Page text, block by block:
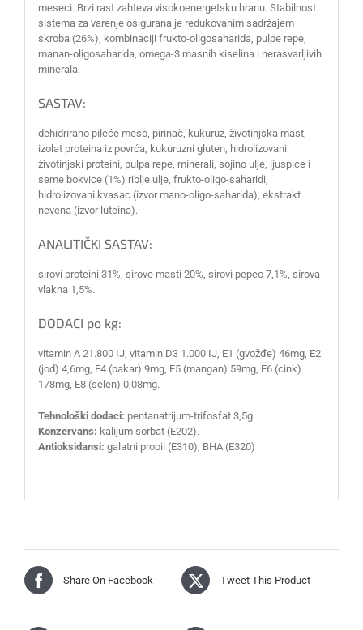
meseci. Brzi rast zahteva visokoenergetsku hranu. Stabilnost
sistema za varenje osigurana je redukovanim sadržajem
skroba (26%), kombinaciji frukto-oligosaharida, pulpe repe,
manan-oligosaharida, omega-3 masnih kiselina i nerasvarljivih
minerala.
SASTAV:
dehidrirano pileće meso, pirinač, kukuruz, životinjska mast,
izolat proteina iz povrća, kukuruzni gluten, hidrolizovani
životinjski proteini, pulpa repe, minerali, sojino ulje, ljuspice i
seme bokvice (1%) riblje ulje, frukto-oligo-saharidi,
hidrolizovani kvasac (izvor mano-oligo-saharida), ekstrakt
nevena (izvor luteina).
ANALITIČKI SASTAV:
sirovi proteini 31%, sirove masti 20%, sirovi pepeo 7,1%, sirova
vlakna 1,5%.
DODACI po kg:
vitamin A 21.800 IJ, vitamin D3 1.000 IJ, E1 (gvožđe) 46mg, E2
(jod) 4,6mg, E4 (bakar) 9mg, E5 (mangan) 59mg, E6 (cink)
178mg, E8 (selen) 0,08mg.
Tehnološki dodaci: pentanatrijum-trifosfat 3,5g.
Konzervans: kalijum sorbat (E202).
Antioksidansi: galatni propil (E310), BHA (E320)
Share On Facebook Tweet This Product